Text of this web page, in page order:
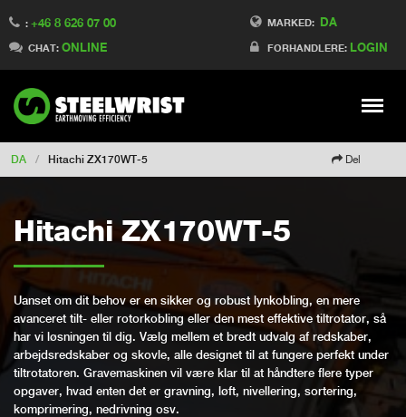
MARKED: DA
FORHANDLERE: LOGIN
: +46 8 626 07 00
CHAT: ONLINE
Meny
Switch to France
Switch to Finland
Switch to China
Switch to Australia
Change market
DA / Hitachi ZX170WT-5 Del
Hitachi ZX170WT-5
Uanset om dit behov er en sikker og robust lynkobling, en mere
avanceret tilt- eller rotorkobling eller den mest effektive tiltrotator, så
har vi løsningen til dig. Vælg mellem et bredt udvalg af redskaber,
arbejdsredskaber og skovle, alle designet til at fungere perfekt under
tiltrotatoren. Gravemaskinen vil være klar til at håndtere flere typer
opgaver, hvad enten det er gravning, løft, nivellering, sortering,
komprimering, nedrivning osv.